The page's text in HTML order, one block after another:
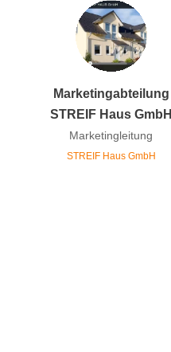
Marketingabteilung
STREIF Haus GmbH
Marketingleitung
STREIF Haus GmbH